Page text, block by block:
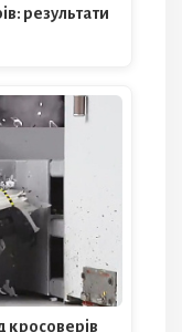
результати
кросоверів